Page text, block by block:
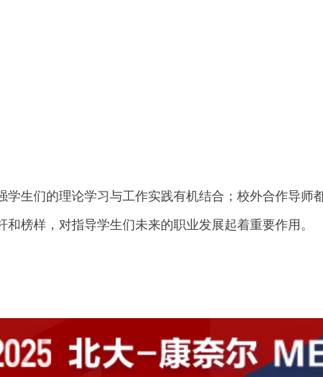
生们的理论学习与工作实践有机结合；校外合作导师
榜样，对指导学生们未来的职业发展起着重要作用。